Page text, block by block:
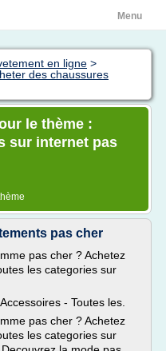
Menu
en ligne >
des chaussures
le thème :
sur internet pas
pas cher
pas cher ? Achetez
les categories sur
- Toutes les.
pas cher ? Achetez
les categories sur